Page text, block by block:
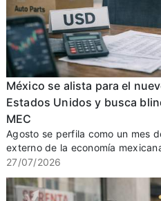
México se alista para el
Estados Unidos y busca
MEC
Agosto se perfila como un mes
externo de la economía
27/07/2026